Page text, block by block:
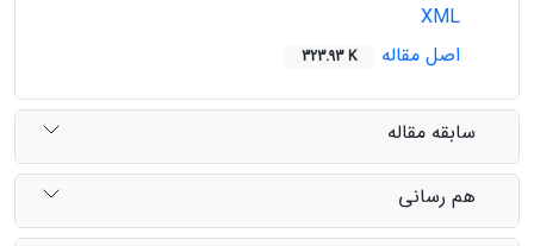
اصل مقاله
323.93 K
سابقه مقاله
هم رسانی